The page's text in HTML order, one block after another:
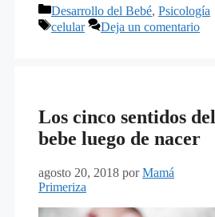
Categorías
Desarrollo del Bebé, Psicología
Etiquetas
celular Deja un comentario
Los cinco sentidos del
bebe luego de nacer
agosto 20, 2018 porMamá
Primeriza